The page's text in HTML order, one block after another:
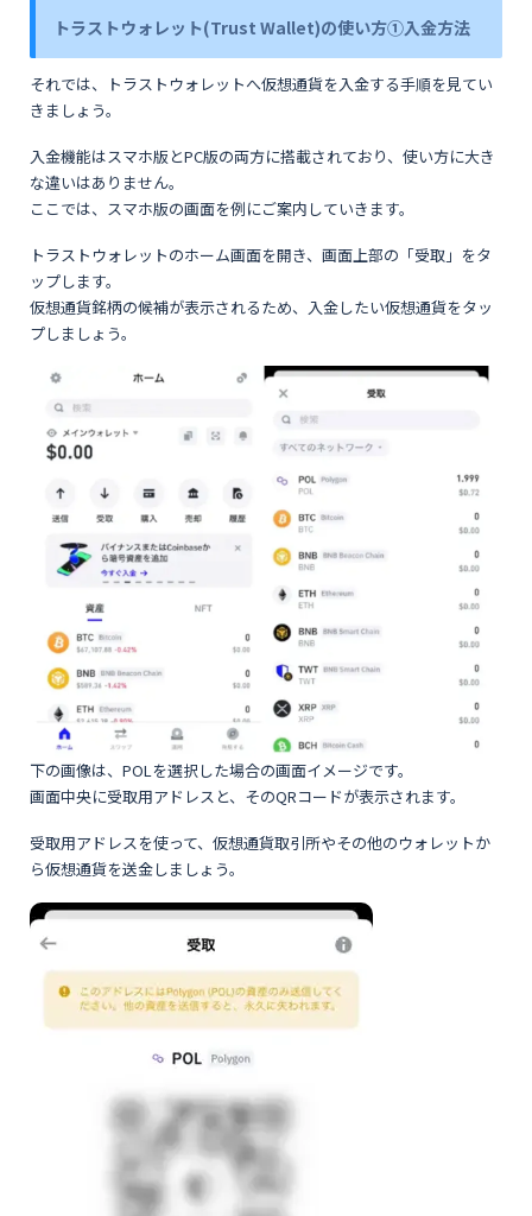
トラストウォレット(Trust Wallet)の使い方①入金方法
それでは、トラストウォレットへ仮想通貨を入金する手順を見てい
きましょう。
入金機能はスマホ版とPC版の両方に搭載されており、使い方に大き
な違いはありません。
ここでは、スマホ版の画面を例にご案内していきます。
トラストウォレットのホーム画面を開き、画面上部の「受取」をタ
ップします。
仮想通貨銘柄の候補が表示されるため、入金したい仮想通貨をタッ
プしましょう。
下の画像は、POLを選択した場合の画面イメージです。
画面中央に受取用アドレスと、そのQRコードが表示されます。
受取用アドレスを使って、仮想通貨取引所やその他のウォレットか
ら仮想通貨を送金しましょう。